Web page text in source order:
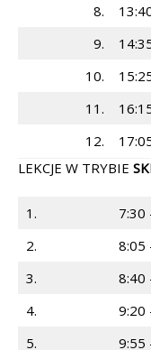
8.
9.
10.
11.
12.
LEKCJE W TRYBIE
1.
7:30
2.
8:05
3.
8:40
4.
9:20
5.
9:55